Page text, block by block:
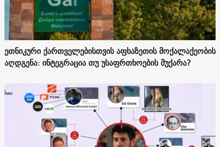
ეთნიკური ქართველებისთვის აფხაზეთის მოქალაქეობის
აღდგენა: ინტეგრაცია თუ უსაფრთხოების მუქარა?